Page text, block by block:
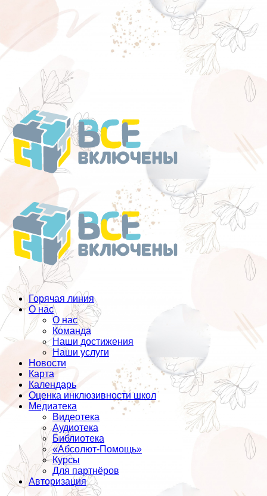
Перейти
к
содержанию
Горячая линия
О нас
О нас
Команда
Наши достижения
Наши услуги
Новости
Карта
Календарь
Оценка инклюзивности школ
Медиатека
Видеотека
Аудиотека
Библиотека
«Абсолют-Помощь»
Курсы
Для партнёров
Авторизация